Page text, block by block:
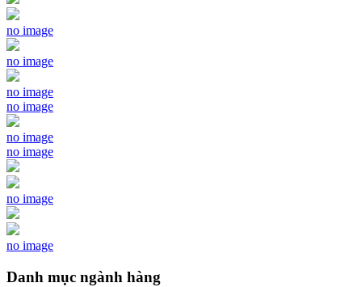
no image
no image
no image
no image
no image
no image
no image
no image
Danh mục ngành hàng